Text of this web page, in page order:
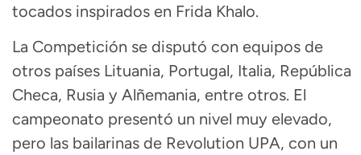
tocados inspirados en Frida Khalo.
La Competición se disputó con equipos de
otros países Lituania, Portugal, Italia, República
Checa, Rusia y Alñemania, entre otros. El
campeonato presentó un nivel muy elevado,
pero las bailarinas de Revolution UPA, con un